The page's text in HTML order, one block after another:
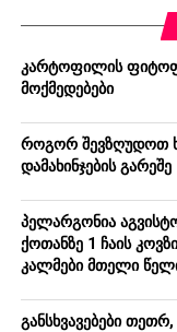
კარტოფილის
მოქმედებები
როგორ შევზღუდოთ
დამახინჯების გარეშე
პელარგონია
ქოთანზე 1 ჩაის
კალმები მთელი
განსხვავებები